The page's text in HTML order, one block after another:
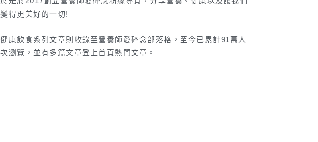
變得更美好的一切!
健康飲食系列文章則收錄至營養師愛碎念部落格，至今已累計91萬人
次瀏覽，並有多篇文章登上首頁熱門文章。